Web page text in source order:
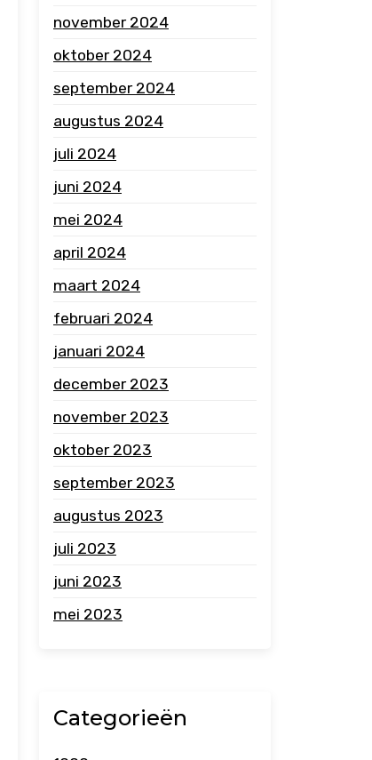
november 2024
oktober 2024
september 2024
augustus 2024
juli 2024
juni 2024
mei 2024
april 2024
maart 2024
februari 2024
januari 2024
december 2023
november 2023
oktober 2023
september 2023
augustus 2023
juli 2023
juni 2023
mei 2023
Categorieën